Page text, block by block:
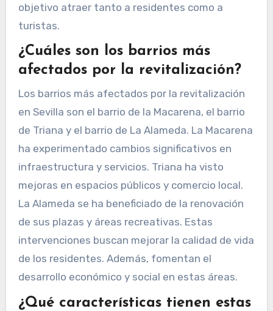
objetivo atraer tanto a residentes como a
turistas.
¿Cuáles son los barrios más
afectados por la revitalización?
Los barrios más afectados por la revitalización
en Sevilla son el barrio de la Macarena, el barrio
de Triana y el barrio de La Alameda. La Macarena
ha experimentado cambios significativos en
infraestructura y servicios. Triana ha visto
mejoras en espacios públicos y comercio local.
La Alameda se ha beneficiado de la renovación
de sus plazas y áreas recreativas. Estas
intervenciones buscan mejorar la calidad de vida
de los residentes. Además, fomentan el
desarrollo económico y social en estas áreas.
¿Qué características tienen estas